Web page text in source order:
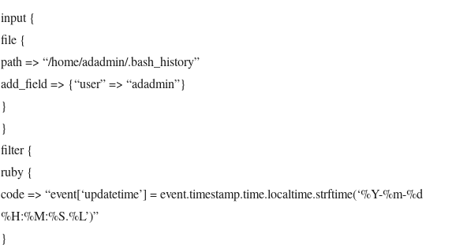
input {
file {
path => “/home/adadmin/.bash_history”
add_field => {“user” => “adadmin”}
}
}
filter {
ruby {
code => “event[‘updatetime’] = event.timestamp.time.localtime.strftime(‘%Y-%m-%d
%H:%M:%S.%L’)”
}